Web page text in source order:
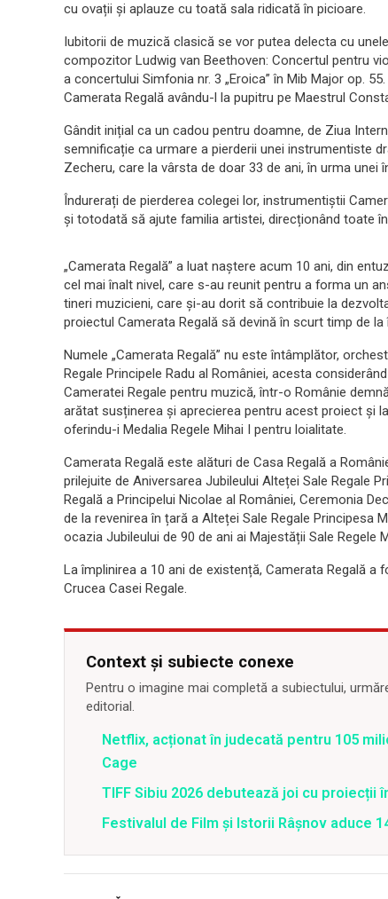
cu ovații și aplauze cu toată sala ridicată în picioare.
Iubitorii de muzică clasică se vor putea delecta cu
compozitor Ludwig van Beethoven: Concertul pentru
a concertului Simfonia nr. 3 „Eroica” în Mib Major op.
Camerata Regală avându-l la pupitru pe Maestrul
Gândit inițial ca un cadou pentru doamne, de Ziua
semnificație ca urmare a pierderii unei instrumentiste
Zecheru, care la vârsta de doar 33 de ani, în urma unei
Îndurerați de pierderea colegei lor, instrumentiștii
și totodată să ajute familia artistei, direcționând toate
„Camerata Regală” a luat naștere acum 10 ani, din
cel mai înalt nivel, care s-au reunit pentru a forma un
tineri muzicieni, care și-au dorit să contribuie la
proiectul Camerata Regală să devină în scurt timp de
Numele „Camerata Regală” nu este întâmplător,
Regale Principele Radu al României, acesta
Cameratei Regale pentru muzică, într-o Românie
arătat susținerea și aprecierea pentru acest proiect și
oferindu-i Medalia Regele Mihai I pentru loialitate.
Camerata Regală este alături de Casa Regală a
prilejuite de Aniversarea Jubileului Alteței Sale Regale
Regală a Principelui Nicolae al României, Ceremonia
de la revenirea în țară a Alteței Sale Regale
ocazia Jubileului de 90 de ani ai Majestății Sale Regele
La împlinirea a 10 ani de existență, Camerata Regală
Crucea Casei Regale.
Context și subiecte conexe
Pentru o imagine mai completă a subiectului,
editorial.
Netflix, acționat în judecată pentru 105
Cage
TIFF Sibiu 2026 debutează joi cu proiecții
Festivalul de Film şi Istorii Râşnov aduce